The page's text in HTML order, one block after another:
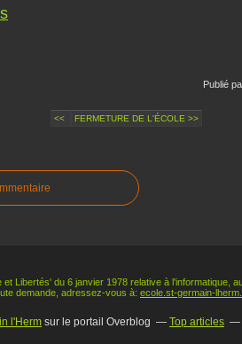
Publié
<< FERMETURE DE L'ÉCOLE >>
et Libertés' du 6 janvier 1978 relative à l'informatique,
demande, adressez-vous à: ecole.st-germain-
l'Herm sur le portail Overblog Top articles